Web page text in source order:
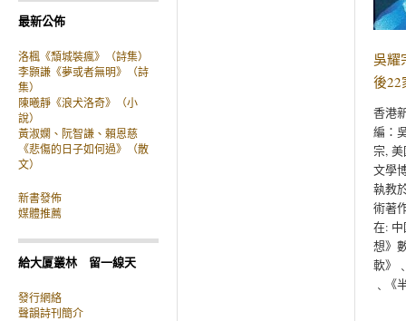
最新公佈
洛楓《頹城裝瘋》（詩集）
李顥謙《夢或者無明》（詩
集）
陳曦靜《浪犬洛奇》（小
說）
黃淑嫻、阮智謙、賴恩慈
《悲傷的日子如何過》（散
文）
新書發佈
媒體推薦
給大厦叢林 留一線天
發行網絡
聲韻詩刊簡介
吳耀
後22
香港
編：
宗,
文學
執教
術著
在:
想》
軟》
﹑《